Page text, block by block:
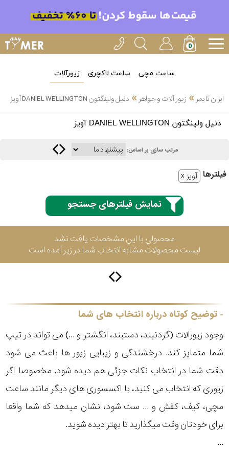
ساعت مچی ساعت لاکچری زیورآلات
ایران تایمر » زیور آلات و جواهر » دنیل ولینگتون DANIEL WELLINGTON آویز
دنیل ولینگتون DANIEL WELLINGTON آویز
مرتب سازی بر اساس:
فیلتر‌ها آویز
نمایش فیلترهای جستجو
محصولی با این مشخصات یافت نشد
لیست محصولات مشابه انتخاب شما در زیر آمده است
توضیح کوتاه درباره انتخاب های شما
وجود زیورالات (گردنبند، دستبند، انگشتر و ...) می تواند در تیپ
شما متمایز کند. درخشندگی و زیبایی زیور ها باعث می شود
دقت شما در انتخاب نکات جزئی هم دیده شود. مخصوصا اگر
زیوری که انتخاب می کنید، با اکسسوری های دیگر مانند ساعت
مچی، کیف، کفش و ... ست شود، نشان میدهد که شما واقعا
برای خودتان وقت میگذارید تا بهتر دیده شوید.
...
انتخاب
بین 3
3
اُمگا
برازوی
هویت
جویسا
بیشتر...
جنسیت